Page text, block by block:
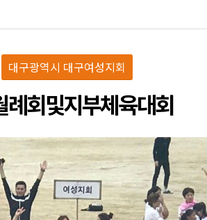
대구광역시 대구여성지회
례회및지부체육대회